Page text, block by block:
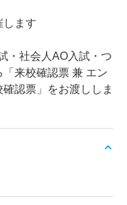
ます
・社会人AO入試・つ
来校確認票 兼 エン
認票」をお渡ししま